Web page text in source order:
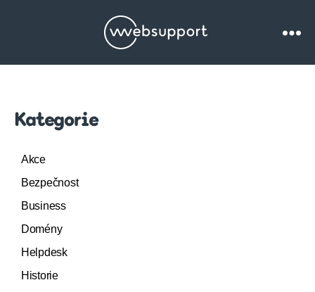
Websupport.cz
Kategorie
Akce
Bezpečnost
Business
Domény
Helpdesk
Historie